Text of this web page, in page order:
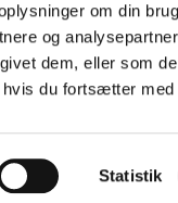
om din
og
dem, eller som
du fortsætter
Statistik